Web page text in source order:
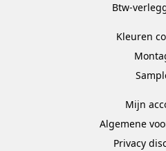
Btw-
Kleuren
Mijn
Algemene
Privacy